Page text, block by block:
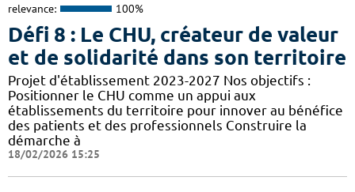
relevance: 100%
Défi 8 : Le CHU, créateur de valeur
et de solidarité dans son territoire
Projet d'établissement 2023-2027 Nos objectifs :
Positionner le CHU comme un appui aux
établissements du territoire pour innover au bénéfice
des patients et des professionnels Construire la
démarche à
18/02/2026 15:25